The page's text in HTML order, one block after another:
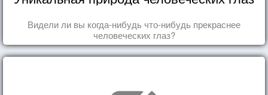
Видели ли вы когда-нибудь что-нибудь прекраснее
человеческих глаз?